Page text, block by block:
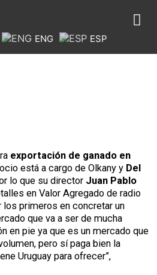
ENG ESP
exportación de ganado en
está a cargo de Olkany y Del
lo que su director Juan Pablo
en Valor Agregado de radio
los primeros en concretar un
que va a ser de mucha
en pie ya que es un mercado que
pero sí paga bien la
Uruguay para ofrecer”,